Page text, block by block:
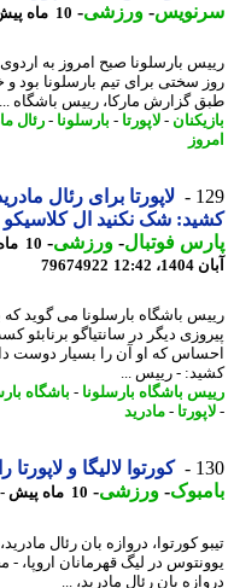
-ورزشی-10 ماه پیش - دوشنبه 5 آبان 1404، 19:13
بارسلونا صبح امروز به اردوی
سختی برای تیم بارسلونا بود و
گزارش مارکا، رییس باشگاه ...
-لاپورتا-بارسلونا-رئال مادرید
لاپورتا برای رئال
شک نکنید ال کلاسیکو را
فوتبال-ورزشی-
79674922
باشگاه بارسلونا می گوید که
دیگر در سانتیاگو برنابئو کسب
که او آن را بسیار دوست دارد.
- رییس ...
باشگاه بارسلونا-باشگاه
-مادرید
کورتوا لالیگا و لاپورتا
-ورزشی-10 ماه پیش - چهارشنبه 30 مهر 1404، 14:53
کورتوا، دروازه بان رئال مادرید،
در لیگ قهرمانان اروپا، -
بان رئال مادرید، ...